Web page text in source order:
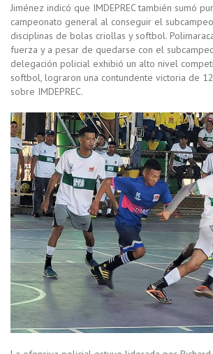
Jiménez indicó que IMDEPREC también sumó
campeonato general al conseguir el
disciplinas de bolas criollas y softbol.
fuerza y a pesar de quedarse con el
delegación policial exhibió un alto nivel
softbol, lograron una contundente victoria de
sobre IMDEPREC.